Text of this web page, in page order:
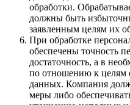
обработки.
должны быть
заявленным целям их
При обработке
обеспечены точность
достаточность, а в
по отношению к целям
данных. Компания
меры либо